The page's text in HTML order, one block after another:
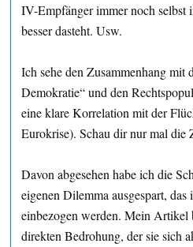
IV-Empfänger immer noch selbst
besser dasteht. Usw.
Ich sehe den Zusammenhang mit
Demokratie“ und den
eine klare Korrelation mit der
Eurokrise). Schau dir nur mal die
Davon abgesehen habe ich die
eigenen Dilemma ausgespart,
einbezogen werden. Mein Artikel
direkten Bedrohung, der sie sich